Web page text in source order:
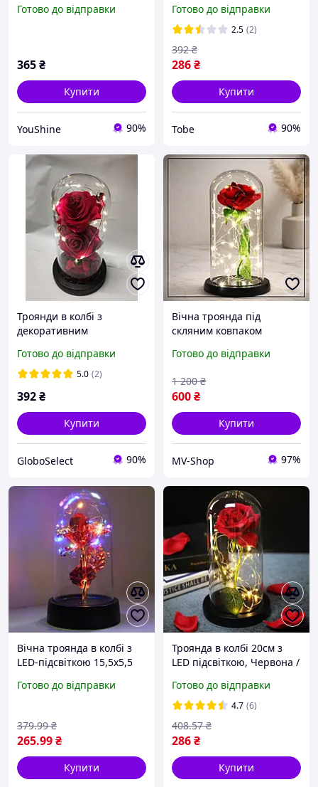
Готово до відправки
365₴
Купити
YouShine 90%
Готово до відправки
2.5 (2)
286₴
392 ₴
Купити
Tobe 90%
Троянди в колбі з
декоративним
троянда Червона GS227
Готово до відправки
5.0 (2)
392₴
Купити
GloboSelect 90%
Вічна троянда під
скляним ковпаком
підсвічуванням
дружині, мамі на 8
Березня і річницю
Готово до відправки
600₴
1 200 ₴
Купити
MV-Shop 97%
Вічна троянда в колбі з
LED-підсвіткою 15,5х5,5
Довговічна троянда в
Готово до відправки
265.99₴
379.99 ₴
Купити
Троянда в колбі 20см з
LED підсвіткою, Червона /
троянда / Троянда в колбі
на дерев'яній підставці
Готово до відправки
4.7 (6)
286₴
408.57 ₴
Купити